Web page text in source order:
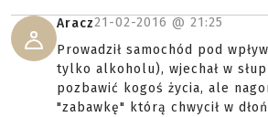
Aracz21-02-2016 @ 21:25
Prowadził samochód pod
tylko alkoholu), wjechał w
pozbawić kogoś życia, ale
"zabawkę" którą chwycił w